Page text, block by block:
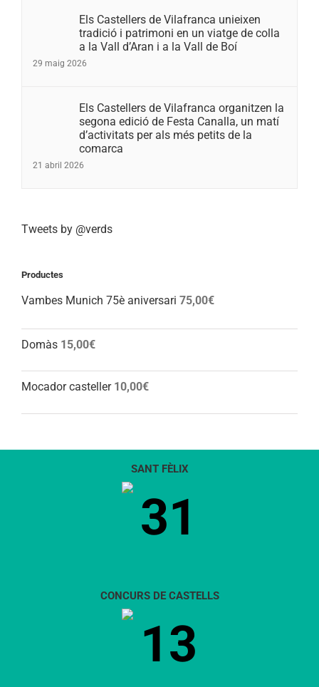
Els Castellers de Vilafranca unieixen
tradició i patrimoni en un viatge de colla
a la Vall d’Aran i a la Vall de Boí
29 maig 2026
Els Castellers de Vilafranca organitzen la
segona edició de Festa Canalla, un matí
d’activitats per als més petits de la
comarca
21 abril 2026
Tweets by @verds
Productes
Vambes Munich 75è aniversari 75,00€
Domàs 15,00€
Mocador casteller 10,00€
SANT FÈLIX
31
CONCURS DE CASTELLS
13